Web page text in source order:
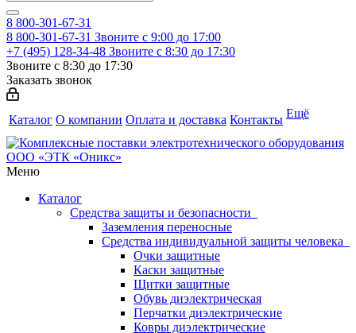
8 800-301-67-31
8 800-301-67-31 Звоните с 9:00 до 17:00
+7 (495) 128-34-48 Звоните с 8:30 до 17:30
Звоните с 8:30 до 17:30
Заказать звонок
Каталог О компании Оплата и доставка Контакты Ещё
Меню
Каталог
Средства защиты и безопасности
Заземления переносные
Средства индивидуальной защиты человека
Очки защитные
Каски защитные
Щитки защитные
Обувь диэлектрическая
Перчатки диэлектрические
Ковры диэлектрические